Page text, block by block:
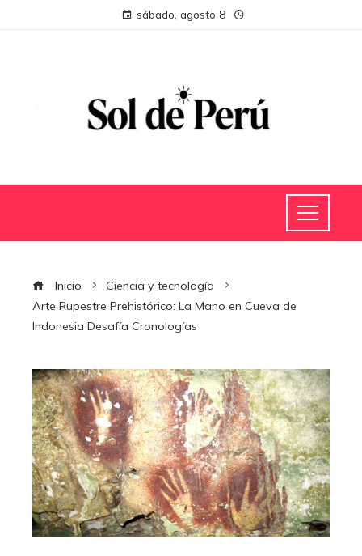
sábado, agosto 8
Inicio
Ciencia y tecnología
Arte Rupestre Prehistórico: La Mano en Cueva de
Indonesia Desafía Cronologías